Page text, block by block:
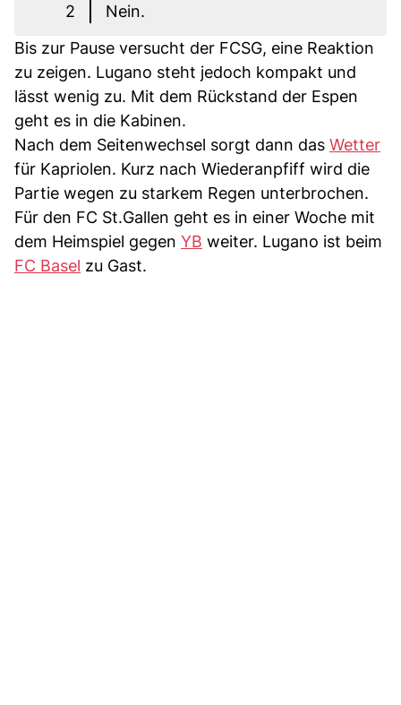
2
Nein.
Bis zur Pause versucht der FCSG, eine Reaktion
zu zeigen. Lugano steht jedoch kompakt und
lässt wenig zu. Mit dem Rückstand der Espen
geht es in die Kabinen.
Nach dem Seitenwechsel sorgt dann das Wetter
für Kapriolen. Kurz nach Wiederanpfiff wird die
Partie wegen zu starkem Regen unterbrochen.
Für den FC St.Gallen geht es in einer Woche mit
dem Heimspiel gegen YB weiter. Lugano ist beim
FC Basel zu Gast.